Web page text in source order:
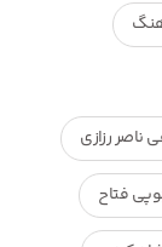
ناصر رزازی
فتاح